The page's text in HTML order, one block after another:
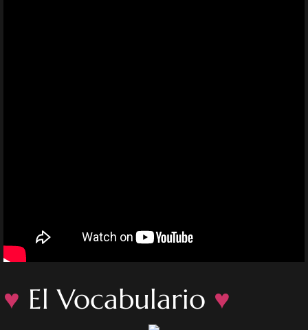
♥ El Vocabulario ♥